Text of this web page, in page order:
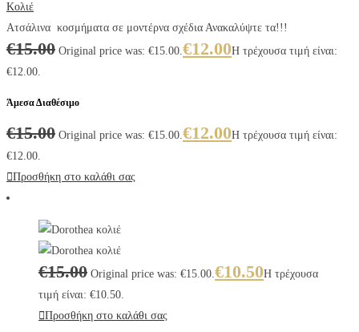
Κολιέ
Ατσάλινα κοσμήματα σε μοντέρνα σχέδια Ανακαλύψτε τα!!!
€15.00 Original price was: €15.00.€12.00Η τρέχουσα τιμή είναι:
€12.00.
Άμεσα Διαθέσιμο
€15.00 Original price was: €15.00.€12.00Η τρέχουσα τιμή είναι:
€12.00.
Προσθήκη στο καλάθι σας
€15.00 Original price was: €15.00.€10.50Η τρέχουσα
τιμή είναι: €10.50.
Προσθήκη στο καλάθι σας